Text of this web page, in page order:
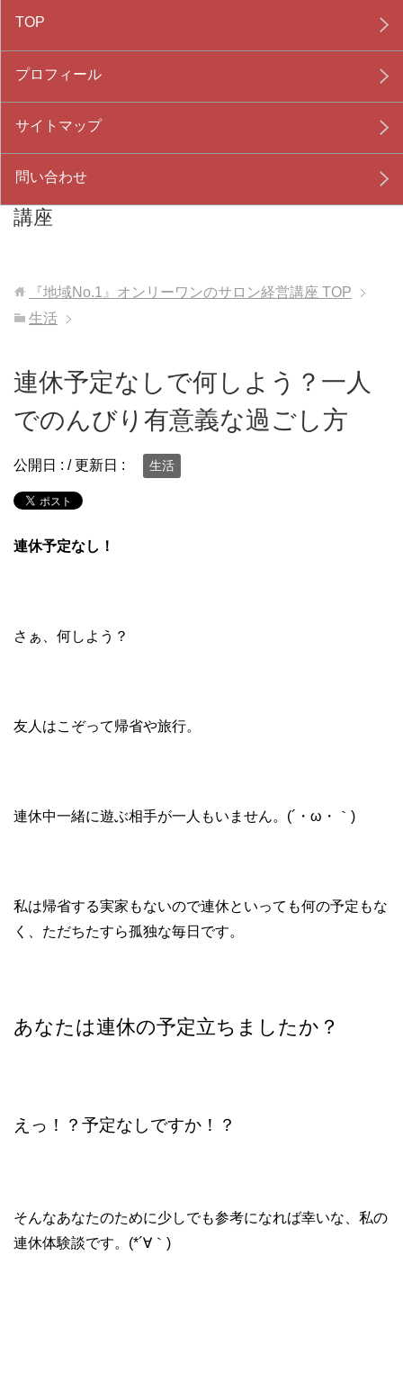
『地域No.1』オンリーワンのサロン経営
講座
TOP
プロフィール
サイトマップ
問い合わせ
『地域No.1』オンリーワンのサロン経営講座 TOP
生活
連休予定なしで何しよう？一人
でのんびり有意義な過ごし方
公開日 : / 更新日 : 生活
連休予定なし！
さぁ、何しよう？
友人はこぞって帰省や旅行。
連休中一緒に遊ぶ相手が一人もいません。(´・ω・｀)
私は帰省する実家もないので連休といっても何の予定もな
く、ただちたすら孤独な毎日です。
あなたは連休の予定立ちましたか？
えっ！？予定なしですか！？
そんなあなたのために少しでも参考になれば幸いな、私の
連休体験談です。(*´∀｀)